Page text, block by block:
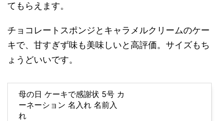
てもらえます。
チョコレートスポンジとキャラメルクリームのケー
キで、甘すぎず味も美味しいと高評価。サイズもち
ょうどいいです。
母の日 ケーキで感謝状 5号 カ
ーネーション 名入れ 名前入
れ